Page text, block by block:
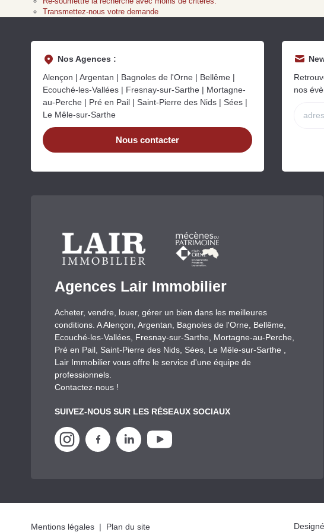
Transmettez-nous votre demande
Nos Agences :
Alençon | Argentan | Bagnoles de l'Orne | Bellême |
Ecouché-les-Vallées | Fresnay-sur-Sarthe | Mortagne-
au-Perche | Pré en Pail | Saint-Pierre des Nids | Sées |
Le Mêle-sur-Sarthe
Nous contacter
nos
Agences Lair Immobilier
Acheter, vendre, louer, gérer un bien dans les meilleures
conditions. A Alençon, Argentan, Bagnoles de l'Orne, Bellême,
Ecouché-les-Vallées, Fresnay-sur-Sarthe, Mortagne-au-Perche,
Pré en Pail, Saint-Pierre des Nids, Sées, Le Mêle-sur-Sarthe ,
Lair Immobilier vous offre le service d'une équipe de
professionnels.
Contactez-nous !
SUIVEZ-NOUS SUR LES RÉSEAUX SOCIAUX
Mentions légales | Plan du site